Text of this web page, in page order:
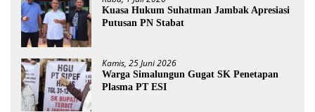
Kuasa Hukum Suhatman Jambak Apresiasi
Putusan PN Stabat
Kamis, 25 Juni 2026
Warga Simalungun Gugat SK Penetapan
Plasma PT ESI